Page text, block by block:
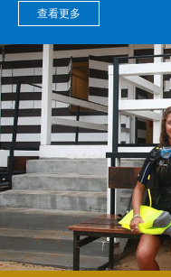
(Tekek)
码头接
送.
私人海
景双房
别墅
2+4+4
位客
人
查看更多